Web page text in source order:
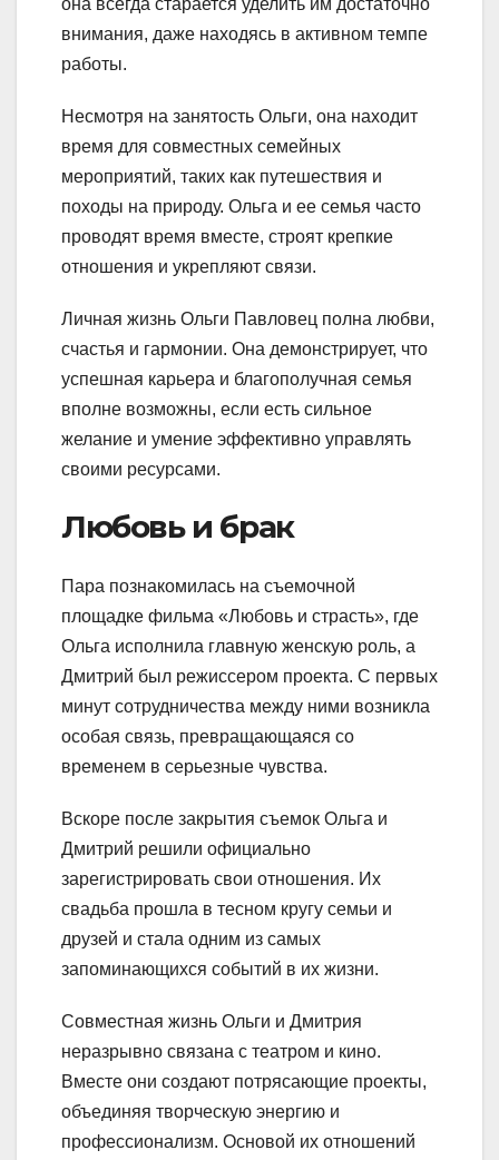
внимания, даже находясь в активном темпе
работы.
Несмотря на занятость Ольги, она находит
время для совместных семейных
мероприятий, таких как путешествия и
походы на природу. Ольга и ее семья часто
проводят время вместе, строят крепкие
отношения и укрепляют связи.
Личная жизнь Ольги Павловец полна любви,
счастья и гармонии. Она демонстрирует, что
успешная карьера и благополучная семья
вполне возможны, если есть сильное
желание и умение эффективно управлять
своими ресурсами.
Любовь и брак
Пара познакомилась на съемочной
площадке фильма «Любовь и страсть», где
Ольга исполнила главную женскую роль, а
Дмитрий был режиссером проекта. С первых
минут сотрудничества между ними возникла
особая связь, превращающаяся со
временем в серьезные чувства.
Вскоре после закрытия съемок Ольга и
Дмитрий решили официально
зарегистрировать свои отношения. Их
свадьба прошла в тесном кругу семьи и
друзей и стала одним из самых
запоминающихся событий в их жизни.
Совместная жизнь Ольги и Дмитрия
неразрывно связана с театром и кино.
Вместе они создают потрясающие проекты,
объединяя творческую энергию и
профессионализм. Основой их отношений